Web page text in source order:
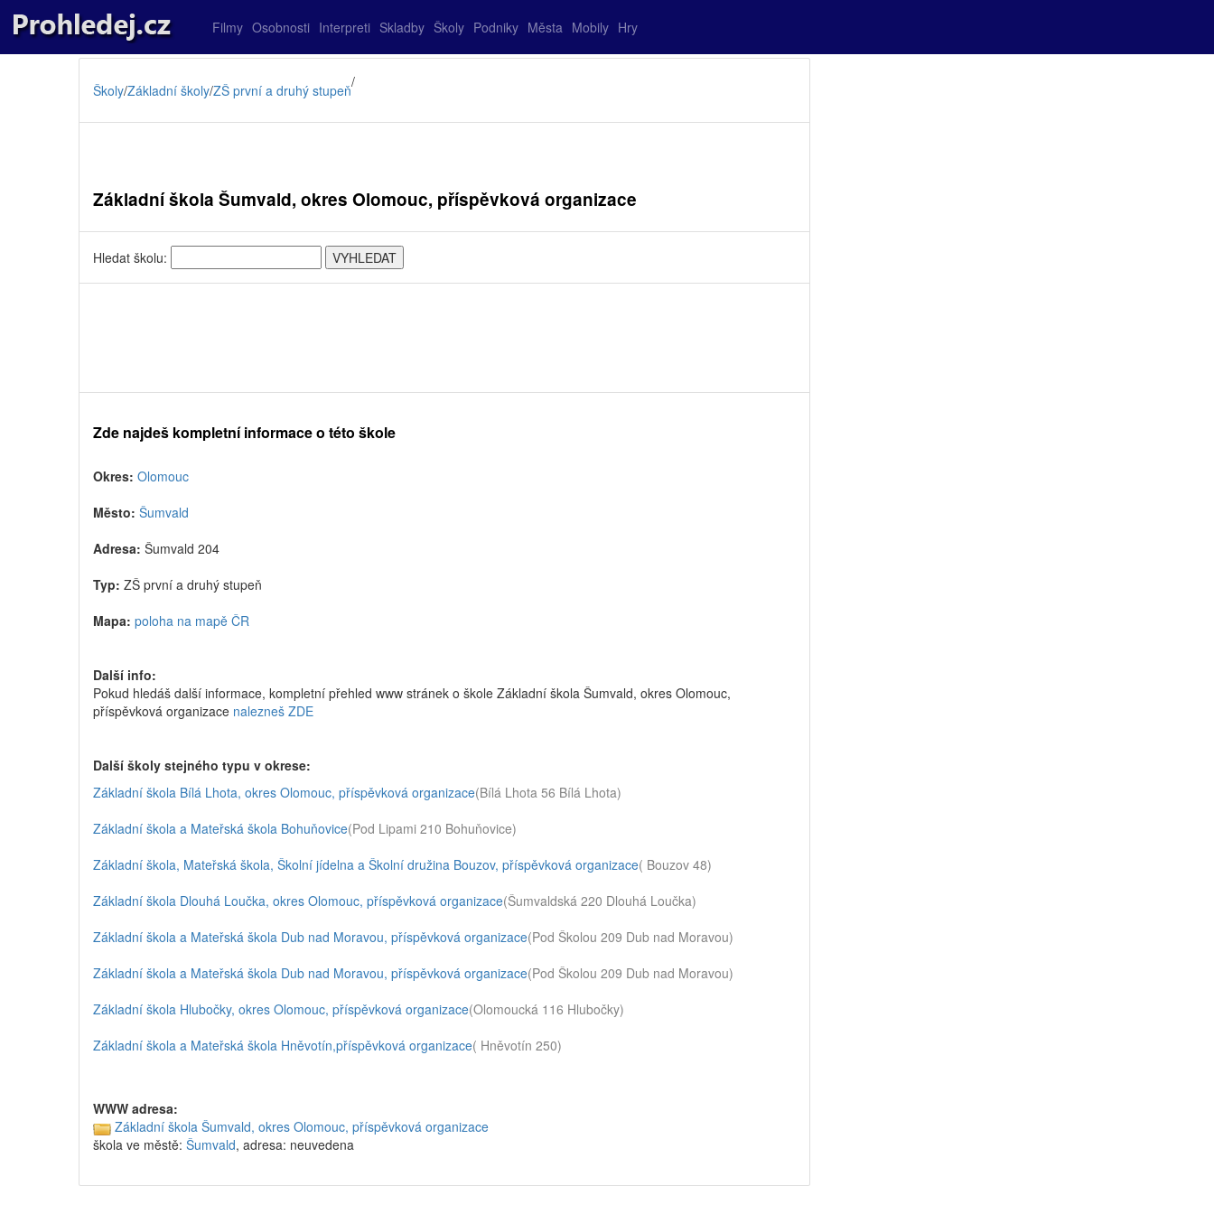
Filmy Osobnosti Interpreti Skladby Školy Podniky Města Mobily Hry
Školy/Základní školy/ZŠ první a druhý stupeň/
Základní škola Šumvald, okres Olomouc, příspěvková organizace
Hledat školu:
Zde najdeš kompletní informace o této škole
Okres: Olomouc
Město: Šumvald
Adresa: Šumvald 204
Typ: ZŠ první a druhý stupeň
Mapa: poloha na mapě ČR
Další info:
Pokud hledáš další informace, kompletní přehled www stránek o škole Základní škola Šumvald, okres Olomouc,
příspěvková organizace nalezneš ZDE
Další školy stejného typu v okrese:
Základní škola Bílá Lhota, okres Olomouc, příspěvková organizace(Bílá Lhota 56 Bílá Lhota)
Základní škola a Mateřská škola Bohuňovice(Pod Lipami 210 Bohuňovice)
Základní škola, Mateřská škola, Školní jídelna a Školní družina Bouzov, příspěvková organizace( Bouzov 48)
Základní škola Dlouhá Loučka, okres Olomouc, příspěvková organizace(Šumvaldská 220 Dlouhá Loučka)
Základní škola a Mateřská škola Dub nad Moravou, příspěvková organizace(Pod Školou 209 Dub nad Moravou)
Základní škola a Mateřská škola Dub nad Moravou, příspěvková organizace(Pod Školou 209 Dub nad Moravou)
Základní škola Hlubočky, okres Olomouc, příspěvková organizace(Olomoucká 116 Hlubočky)
Základní škola a Mateřská škola Hněvotín,příspěvková organizace( Hněvotín 250)
WWW adresa:
Základní škola Šumvald, okres Olomouc, příspěvková organizace
škola ve městě: Šumvald, adresa: neuvedena